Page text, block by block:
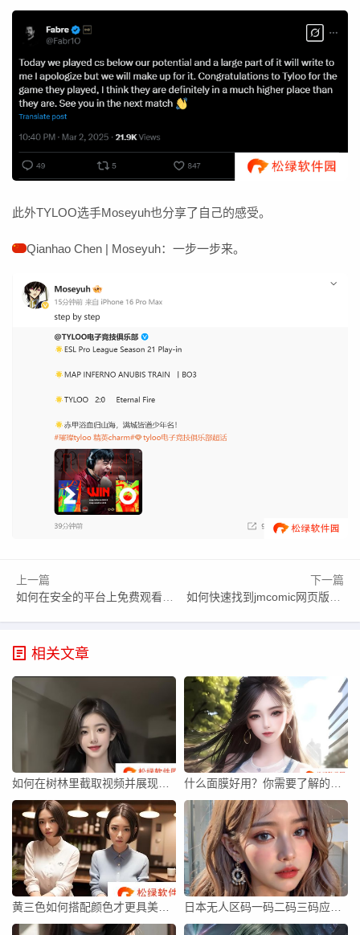
此外TYLOO选手Moseyuh也分享了自己的感受。
Qianhao Chen | Moseyuh：一步一步来。
上一篇
如何在安全的平台上免费观看人与野鲁毛片，避免影视资源的安全风险？
下一篇
如何快速找到jmcomic网页版链接并安全访问？揭秘正版网站访问方法
相关文章